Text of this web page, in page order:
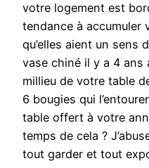
votre logement est
tendance à accumuler
qu’elles aient un sens
vase chiné il y a 4 ans
millieu de votre table
6 bougies qui
table offert à votre
temps de cela ?
tout garder et tout